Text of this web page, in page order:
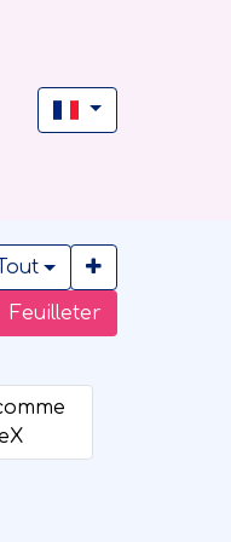
Feuilleter
Tout